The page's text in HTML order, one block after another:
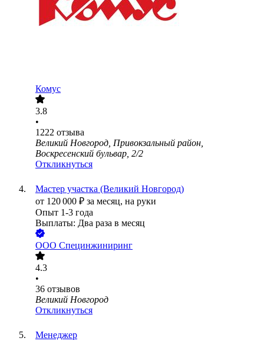
Комус
3.8
•
1222 отзыва
Великий Новгород, Привокзальный район,
Воскресенский бульвар, 2/2
Откликнуться
Мастер участка (Великий Новгород)
от 120 000 ₽ за месяц, на руки
Опыт 1-3 года
Выплаты: Два раза в месяц
ООО Специнжиниринг
4.3
•
36 отзывов
Великий Новгород
Откликнуться
Менеджер